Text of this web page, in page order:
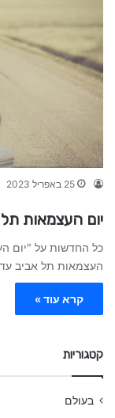
25 באפריל 2023
יום העצמאות
כל החדשות על "יום
העצמאות תל אביב
קרא עוד »
קטגוריות
בעולם